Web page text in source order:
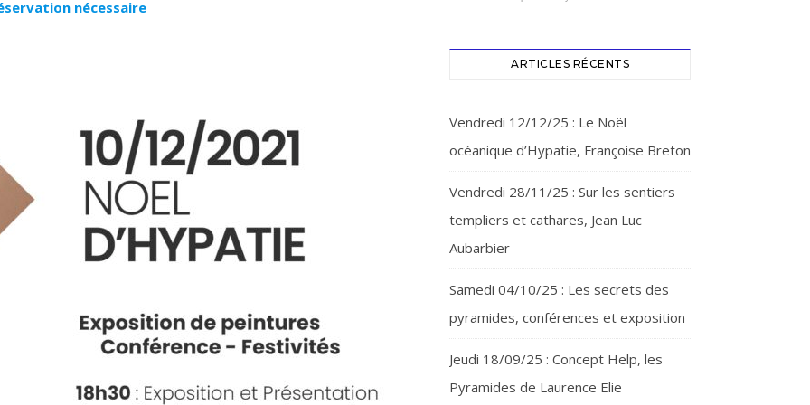
nécessaire
ARTICLES RÉCENTS
Vendredi 12/12/25 : Le Noël
océanique d’Hypatie, Françoise Breton
Vendredi 28/11/25 : Sur les sentiers
templiers et cathares, Jean Luc
Aubarbier
Samedi 04/10/25 : Les secrets des
pyramides, conférences et exposition
Jeudi 18/09/25 : Concept Help, les
Pyramides de Laurence Elie